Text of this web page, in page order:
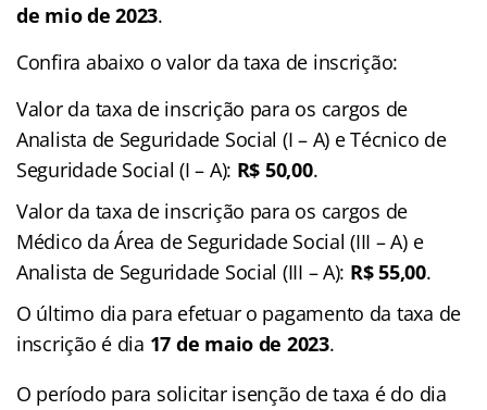
de mio de 2023.
Confira abaixo o valor da taxa de inscrição:
Valor da taxa de inscrição para os cargos de
Analista de Seguridade Social (I – A) e Técnico de
Seguridade Social (I – A): R$ 50,00.
Valor da taxa de inscrição para os cargos de
Médico da Área de Seguridade Social (III – A) e
Analista de Seguridade Social (III – A): R$ 55,00.
O último dia para efetuar o pagamento da taxa de
inscrição é dia 17 de maio de 2023.
O período para solicitar isenção de taxa é do dia